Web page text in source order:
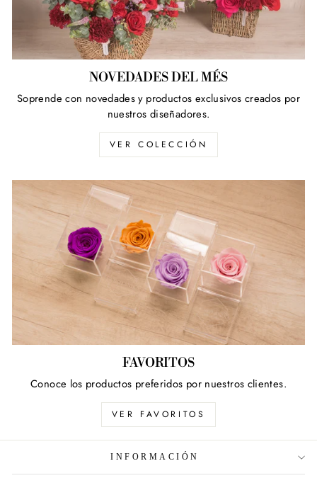
NOVEDADES DEL MÉS
Soprende con novedades y productos exclusivos creados por
nuestros diseñadores.
VER COLECCIÓN
FAVORITOS
Conoce los productos preferidos por nuestros clientes.
VER FAVORITOS
INFORMACIÓN